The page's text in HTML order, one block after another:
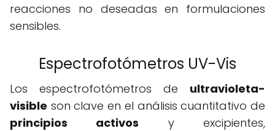
reacciones no deseadas en formulaciones
sensibles.
Espectrofotómetros UV-Vis
Los espectrofotómetros de ultravioleta-
visible son clave en el análisis cuantitativo de
principios activos y excipientes,